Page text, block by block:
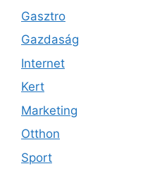
Gasztro
Gazdaság
Internet
Kert
Marketing
Otthon
Sport